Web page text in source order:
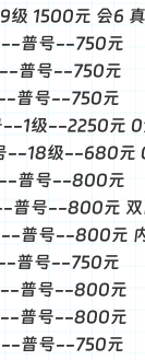
级 1500元 会6
普号--750元
普号--750元
普号--750元
1级--2250元 0
18级--680元 0
普号--800元
号--800元 双
普号--800元
普号--750元
普号--800元
普号--800元
普号--750元